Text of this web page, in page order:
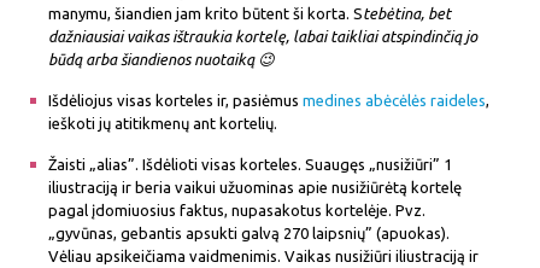
manymu, šiandien jam krito būtent ši korta. Stebėtina, bet
dažniausiai vaikas ištraukia kortelę, labai taikliai atspindinčią jo
būdą arba šiandienos nuotaiką 😉
Išdėliojus visas korteles ir, pasiėmus medines abėcėlės raideles
ieškoti jų atitikmenų ant kortelių.
Žaisti „alias”. Išdėlioti visas korteles. Suaugęs „nusižiūri” 1
iliustraciją ir beria vaikui užuominas apie nusižiūrėtą kortelę
pagal įdomiuosius faktus, nupasakotus kortelėje. Pvz.
„gyvūnas, gebantis apsukti galvą 270 laipsnių” (apuokas).
Vėliau apsikeičiama vaidmenimis. Vaikas nusižiūri iliustraciją ir